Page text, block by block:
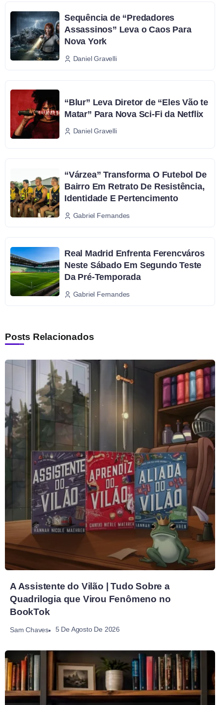
Sequência de “Predadores
Assassinos” Leva o Caos Para
Nova York
Daniel Gravelli
“Blur” Leva Diretor de “Eles Vão te
Matar” Para Nova Sci-Fi da Netflix
Daniel Gravelli
“Várzea” Transforma O Futebol De
Bairro Em Retrato De Resistência,
Identidade E Pertencimento
Gabriel Fernandes
Real Madrid Enfrenta Ferencváros
Neste Sábado Em Segundo Teste
Da Pré-Temporada
Gabriel Fernandes
Posts Relacionados
A Assistente do Vilão | Tudo Sobre a
Quadrilogia que Virou Fenômeno no
BookTok
Sam Chaves 5 De Agosto De 2026